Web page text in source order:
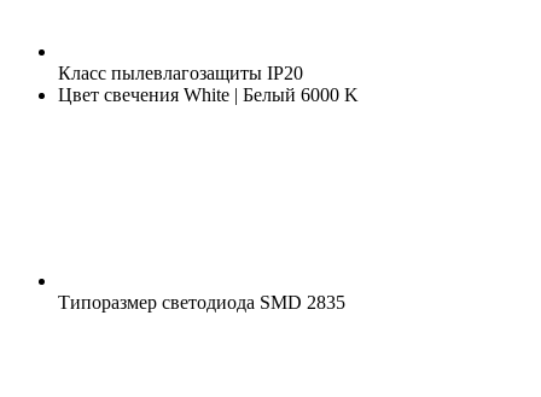
Класс пылевлагозащиты IP20
Цвет свечения White | Белый 6000 K
Типоразмер светодиода SMD 2835